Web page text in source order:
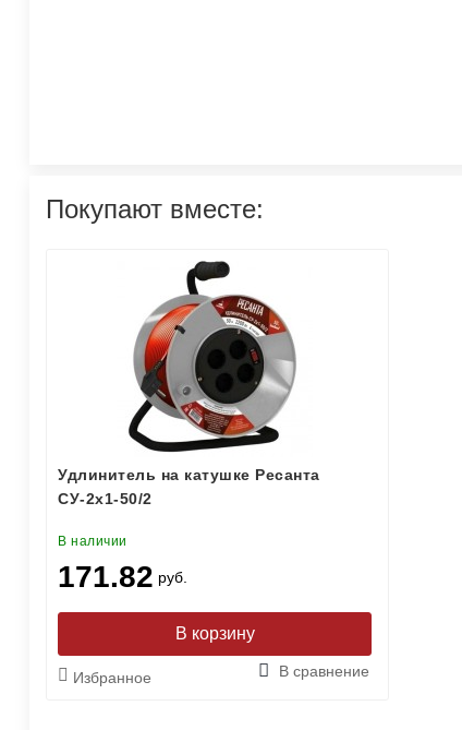
Покупают вместе:
Удлинитель на катушке Ресанта
СУ-2х1-50/2
В наличии
171.82 руб.
Избранное В сравнение